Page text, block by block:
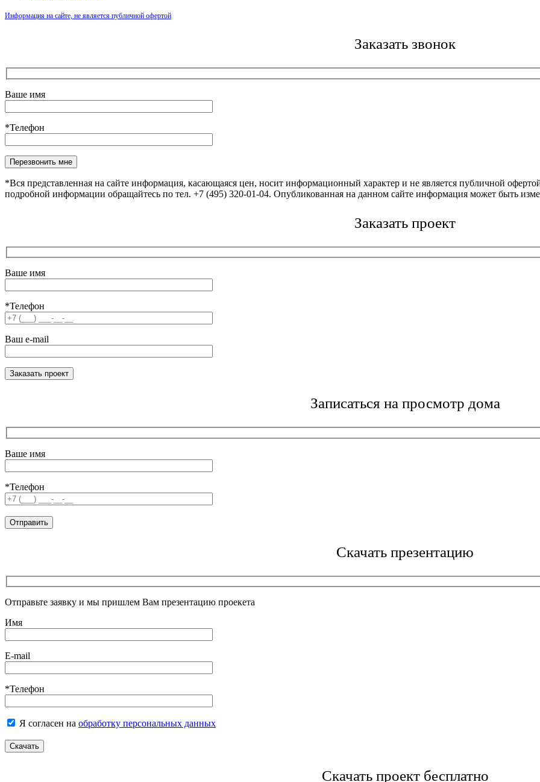
Информация на сайте, не является публичной офертой
Заказать звонок
Ваше имя
*Телефон
Оставьте это поле пустым.
*Вся представленная на сайте информация, касающаяся цен, носит информационный характер и не является публичной
подробной информации обращайтесь по тел. +7 (495) 320-01-04. Опубликованная на данном сайте информация может быть
Заказать проект
Ваше имя
*Телефон
Ваш e-mail
Записаться на просмотр дома
Ваше имя
*Телефон
Скачать презентацию
Отправьте заявку и мы пришлем Вам презентацию проекета
Имя
E-mail
*Телефон
Я согласен на обработку персональных данных
Скачать проект бесплатно